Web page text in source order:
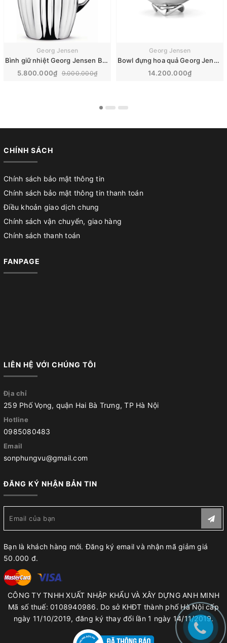
Georg Jensen
Bình giữ nhiệt Georg Jensen Bernadotte 1L | 10019755
5.800.000₫ 9.000.000₫
Georg Jensen
Bowl đựng hoa quả Georg Jensen | 42 cm
14.200.000₫
CHÍNH SÁCH
Chính sách bảo mật thông tin
Chính sách bảo mật thông tin thanh toán
Điều khoản giao dịch chung
Chính sách vận chuyển, giao hàng
Chính sách thanh toán
FANPAGE
LIÊN HỆ VỚI CHÚNG TÔI
Địa chỉ
259 Phố Vọng, quận Hai Bà Trưng, TP Hà Nội
Hotline
0985080483
Email
sonphungvu@gmail.com
ĐĂNG KÝ NHẬN BẢN TIN
Bạn là khách hàng mới. Đăng ký email và nhận mã giảm giá
50.000 đ.
CÔNG TY TNHH XUẤT NHẬP KHẨU VÀ XÂY DỰNG ANH MINH
Mã số thuế: 0108940986. Do sở KHĐT thành phố Hà Nội cấp
ngày 11/10/2019, đăng ký thay đổi lần 1 ngày 14/11/2019.